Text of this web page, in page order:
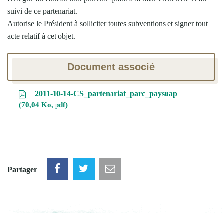
suivi de ce partenariat.
Autorise le Président à solliciter toutes subventions et signer tout
acte relatif à cet objet.
Document associé
2011-10-14-CS_partenariat_parc_paysuap
70,04 Ko, pdf
Partager